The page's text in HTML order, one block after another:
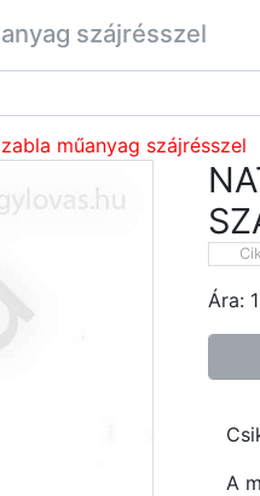
szájrésszel
műanyag szájrésszel
Ára:
A